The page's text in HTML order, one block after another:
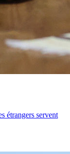
étrangers servent